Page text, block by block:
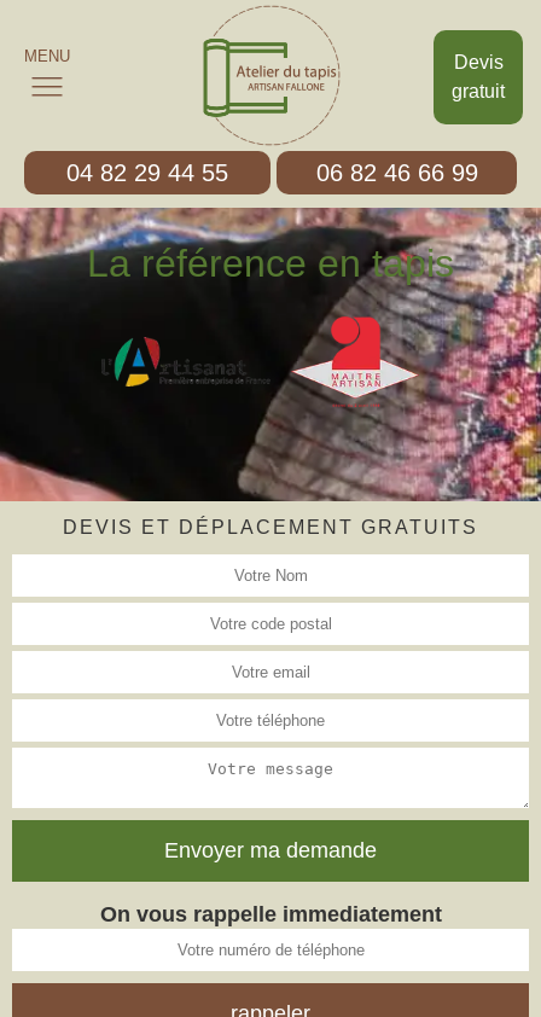
Devis
gratuit
MENU
04 82 29 44 55 06 82 46 66 99
La référence en tapis
DEVIS ET DÉPLACEMENT GRATUITS
On vous rappelle immediatement